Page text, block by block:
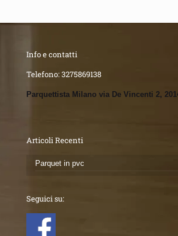
Info e contatti
Telefono:3275869138
Parquettista Milano via De Vincenti 2,
Articoli Recenti
Parquet in pvc
Seguici su: